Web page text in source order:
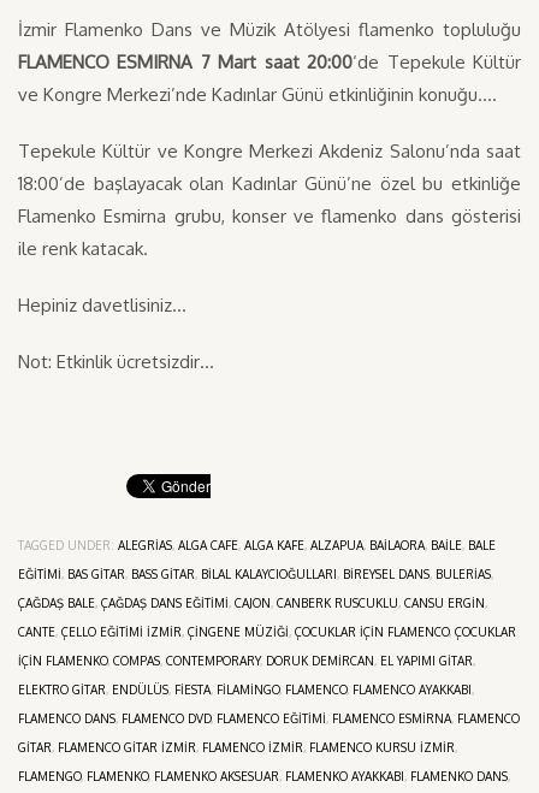
İzmir Flamenko Dans ve Müzik Atölyesi flamenko topluluğu
FLAMENCO ESMIRNA 7 Mart saat 20:00‘de Tepekule Kültür
ve Kongre Merkezi’nde Kadınlar Günü etkinliğinin konuğu….
Tepekule Kültür ve Kongre Merkezi Akdeniz Salonu’nda saat
18:00’de başlayacak olan Kadınlar Günü’ne özel bu etkinliğe
Flamenko Esmirna grubu, konser ve flamenko dans gösterisi
ile renk katacak.
Hepiniz davetlisiniz…
Not: Etkinlik ücretsizdir…
TAGGED UNDER: ALEGRIAS, ALGA CAFE, ALGA KAFE, ALZAPUA, BAILAORA, BAILE, BALE
EĞITIMI, BAS GITAR, BASS GITAR, BILAL KALAYCIOĞULLARI, BIREYSEL DANS, BULERIAS,
ÇAĞDAŞ BALE, ÇAĞDAŞ DANS EĞITIMI, CAJON, CANBERK RUSCUKLU, CANSU ERGIN,
CANTE, ÇELLO EĞITIMI İZMIR, ÇINGENE MÜZIĞI, ÇOCUKLAR IÇIN FLAMENCO, ÇOCUKLAR
IÇIN FLAMENKO, COMPAS, CONTEMPORARY, DORUK DEMIRCAN, EL YAPIMI GITAR,
ELEKTRO GITAR, ENDÜLÜS, FIESTA, FILAMINGO, FLAMENCO, FLAMENCO AYAKKABI,
FLAMENCO DANS, FLAMENCO DVD, FLAMENCO EĞITIMI, FLAMENCO ESMIRNA, FLAMENCO
GITAR, FLAMENCO GITAR İZMIR, FLAMENCO IZMIR, FLAMENCO KURSU İZMIR,
FLAMENGO, FLAMENKO, FLAMENKO AKSESUAR, FLAMENKO AYAKKABI, FLAMENKO DANS,